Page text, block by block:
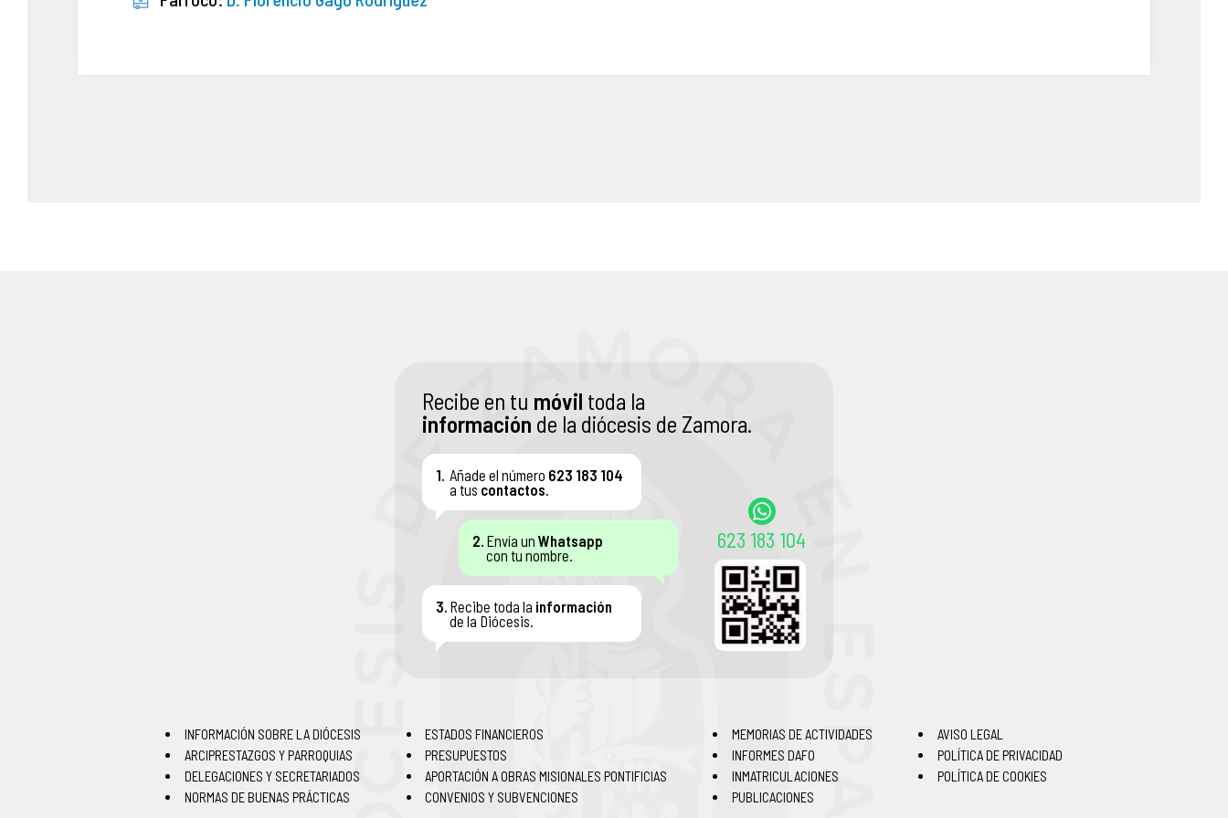
Recibe en tu móvil toda la
información de la diócesis de Zamora.
1. Añade el número 623 183 104
a tus contactos.
2. Envía un Whatsapp
con tu nombre.
3. Recibe toda la información
de la Diócesis.
623 183 104
INFORMACIÓN SOBRE LA DIÓCESIS
ARCIPRESTAZGOS Y PARROQUIAS
DELEGACIONES Y SECRETARIADOS
NORMAS DE BUENAS PRÁCTICAS
ESTADOS FINANCIEROS
PRESUPUESTOS
APORTACIÓN A OBRAS MISIONALES PONTIFICIAS
CONVENIOS Y SUBVENCIONES
MEMORIAS DE ACTIVIDADES
INFORMES DAFO
INMATRICULACIONES
PUBLICACIONES
AVISO LEGAL
POLÍTICA DE PRIVACIDAD
POLÍTICA DE COOKIES